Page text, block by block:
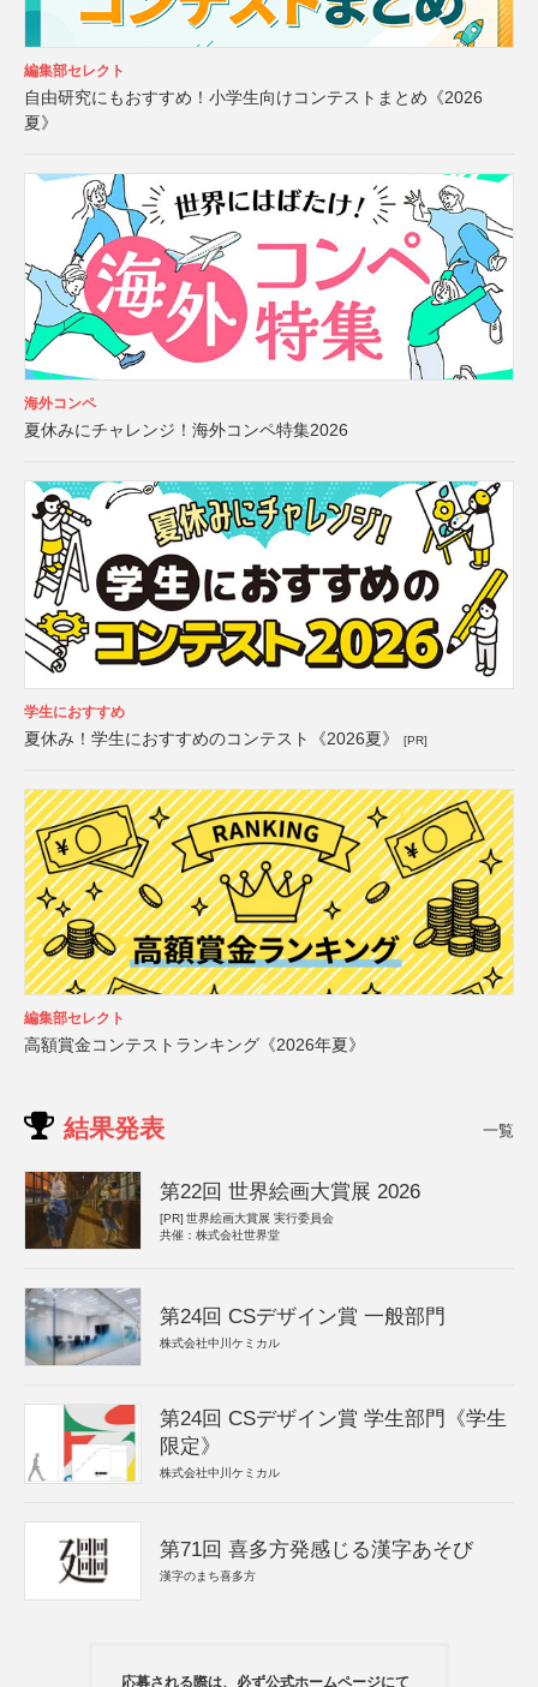
編集部セレクト
自由研究にもおすすめ！小学生向けコンテストまとめ《2026
夏》
海外コンペ
夏休みにチャレンジ！海外コンペ特集2026
学生におすすめ
夏休み！学生におすすめのコンテスト《2026夏》 [PR]
編集部セレクト
高額賞金コンテストランキング《2026年夏》
結果発表 一覧
第22回 世界絵画大賞展 2026
[PR] 世界絵画大賞展 実行委員会
共催：株式会社世界堂
第24回 CSデザイン賞 一般部門
株式会社中川ケミカル
第24回 CSデザイン賞 学生部門《学生
限定》
株式会社中川ケミカル
第71回 喜多方発感じる漢字あそび
漢字のまち喜多方
応募される際は、必ず公式ホームページにて